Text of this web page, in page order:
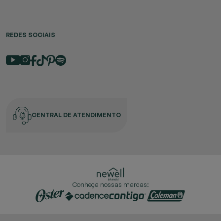
REDES SOCIAIS
CENTRAL DE ATENDIMENTO
Conheça nossas marcas: